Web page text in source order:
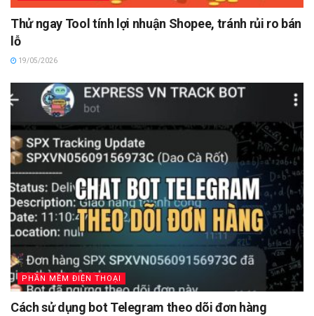
Thử ngay Tool tính lợi nhuận Shopee, tránh rủi ro bán
lỗ
19/05/2026
PHẦN MỀM ĐIỆN THOẠI
Cách sử dụng bot Telegram theo dõi đơn hàng